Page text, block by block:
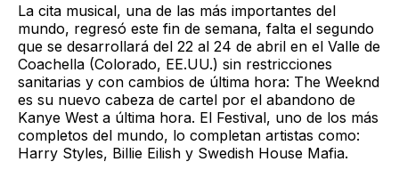
La cita musical, una de las más importantes del
mundo, regresó este fin de semana, falta el segundo
que se desarrollará del 22 al 24 de abril en el Valle de
Coachella (Colorado, EE.UU.) sin restricciones
sanitarias y con cambios de última hora: The Weeknd
es su nuevo cabeza de cartel por el abandono de
Kanye West a última hora. El Festival, uno de los más
completos del mundo, lo completan artistas como:
Harry Styles, Billie Eilish y Swedish House Mafia.